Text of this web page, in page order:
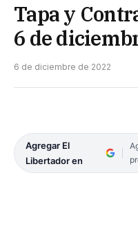
Tapa y
6 de
6 de diciembre de 2022
Agregar El
Libertador en